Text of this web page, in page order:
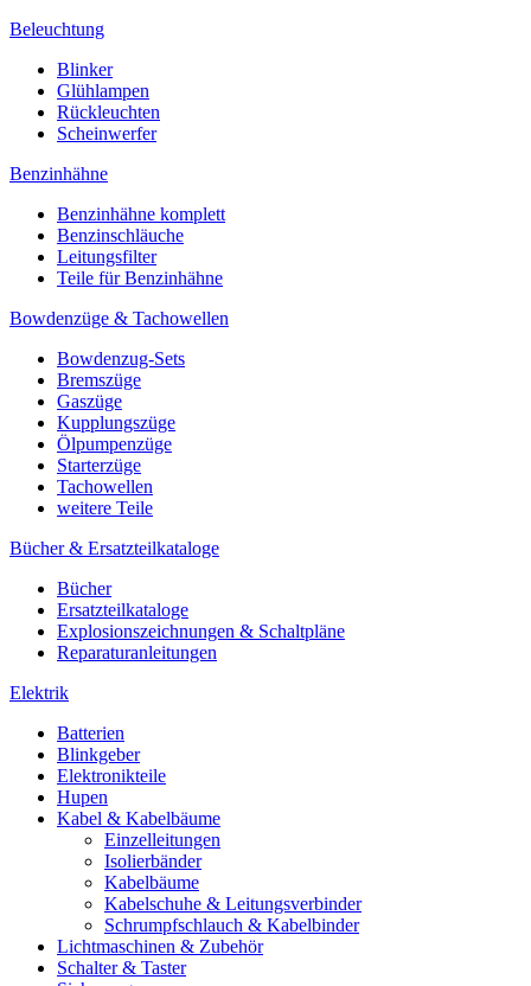
Beleuchtung
Blinker
Glühlampen
Rückleuchten
Scheinwerfer
Benzinhähne
Benzinhähne komplett
Benzinschläuche
Leitungsfilter
Teile für Benzinhähne
Bowdenzüge & Tachowellen
Bowdenzug-Sets
Bremszüge
Gaszüge
Kupplungszüge
Ölpumpenzüge
Starterzüge
Tachowellen
weitere Teile
Bücher & Ersatzteilkataloge
Bücher
Ersatzteilkataloge
Explosionszeichnungen & Schaltpläne
Reparaturanleitungen
Elektrik
Batterien
Blinkgeber
Elektronikteile
Hupen
Kabel & Kabelbäume
Einzelleitungen
Isolierbänder
Kabelbäume
Kabelschuhe & Leitungsverbinder
Schrumpfschlauch & Kabelbinder
Lichtmaschinen & Zubehör
Schalter & Taster